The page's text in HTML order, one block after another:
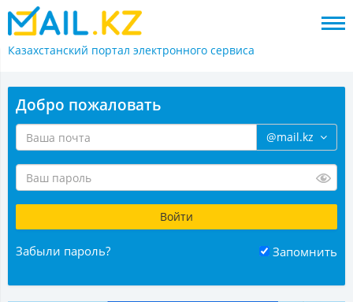
Казахстанский портал электронного сервиса
Добро пожаловать
@mail.kz
Забыли пароль? Запомнить